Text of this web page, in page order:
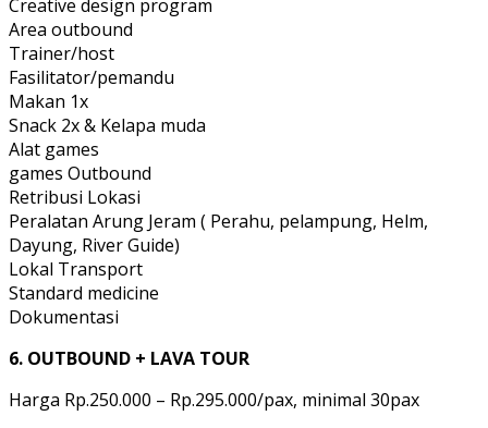
Creative design program
Area outbound
Trainer/host
Fasilitator/pemandu
Makan 1x
Snack 2x & Kelapa muda
Alat games
games Outbound
Retribusi Lokasi
Peralatan Arung Jeram ( Perahu, pelampung, Helm,
Dayung, River Guide)
Lokal Transport
Standard medicine
Dokumentasi
6. OUTBOUND + LAVA TOUR
Harga Rp.250.000 – Rp.295.000/pax, minimal 30pax